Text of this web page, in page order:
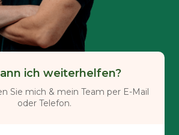
ich weiterhelfen?
Sie mich & mein Team per E-Mail
oder Telefon.